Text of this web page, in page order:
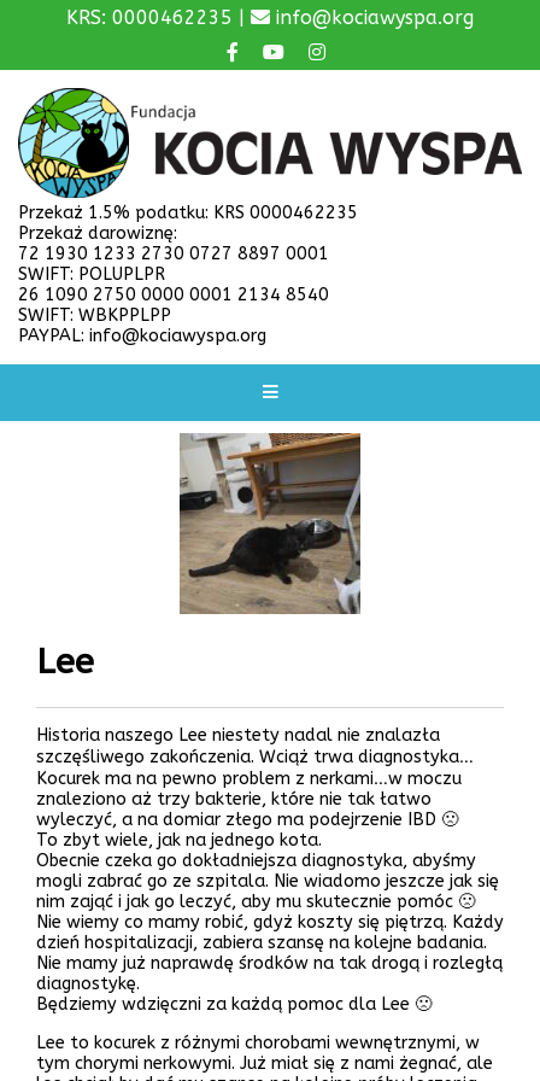
KRS: 0000462235 | info@kociawyspa.org
Przekaż 1.5% podatku: KRS 0000462235
Przekaż darowiznę:
72 1930 1233 2730 0727 8897 0001
SWIFT: POLUPLPR
26 1090 2750 0000 0001 2134 8540
SWIFT: WBKPPLPP
PAYPAL: info@kociawyspa.org
Lee
Historia naszego Lee niestety nadal nie znalazła
szczęśliwego zakończenia. Wciąż trwa diagnostyka…
Kocurek ma na pewno problem z nerkami…w moczu
znaleziono aż trzy bakterie, które nie tak łatwo
wyleczyć, a na domiar złego ma podejrzenie IBD 🙁
To zbyt wiele, jak na jednego kota.
Obecnie czeka go dokładniejsza diagnostyka, abyśmy
mogli zabrać go ze szpitala. Nie wiadomo jeszcze jak się
nim zająć i jak go leczyć, aby mu skutecznie pomóc 🙁
Nie wiemy co mamy robić, gdyż koszty się piętrzą. Każdy
dzień hospitalizacji, zabiera szansę na kolejne badania.
Nie mamy już naprawdę środków na tak drogą i rozległą
diagnostykę.
Będziemy wdzięczni za każdą pomoc dla Lee 🙁
Lee to kocurek z różnymi chorobami wewnętrznymi, w
tym chorymi nerkowymi. Już miał się z nami żegnać, ale